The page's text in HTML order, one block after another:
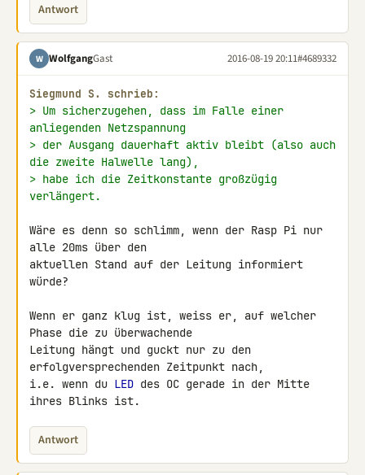
Antwort
W WolfgangGast 2016-08-19 20:11#4689332
Siegmund S. schrieb:
> Um sicherzugehen, dass im Falle einer
anliegenden Netzspannung
> der Ausgang dauerhaft aktiv bleibt (also auch
die zweite Halwelle lang),
> habe ich die Zeitkonstante großzügig
verlängert.
Wäre es denn so schlimm, wenn der Rasp Pi nur
alle 20ms über den
aktuellen Stand auf der Leitung informiert
würde?
Wenn er ganz klug ist, weiss er, auf welcher
Phase die zu überwachende
Leitung hängt und guckt nur zu den
erfolgversprechenden Zeitpunkt nach,
i.e. wenn du LED des OC gerade in der Mitte
ihres Blinks ist.
Antwort